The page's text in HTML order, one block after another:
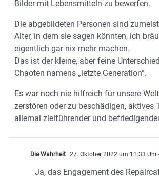
Bilder mit Lebensmitteln zu bewerfen.
Die abgebildeten Personen sind
Alter, in dem sie sagen könnten, ich
eigentlich gar nix mehr machen.
Das ist der kleine, aber feine
Chaoten namens „letzte Generation“.
Es war noch nie hilfreich für unsere
zerstören oder zu beschädigen, aktives
allemal zielführender und
Die Wahrheit 27. Oktober 2022 um 11:33 Uhr
Ja, das Engagement des